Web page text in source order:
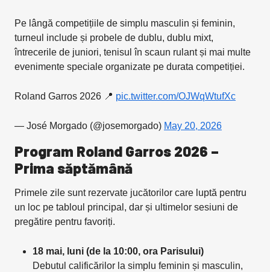
Pe lângă competițiile de simplu masculin și feminin,
turneul include și probele de dublu, dublu mixt,
întrecerile de juniori, tenisul în scaun rulant și mai multe
evenimente speciale organizate pe durata competiției.
Roland Garros 2026 📍 pic.twitter.com/OJWqWtufXc
— José Morgado (@josemorgado) May 20, 2026
Program Roland Garros 2026 –
Prima săptămână
Primele zile sunt rezervate jucătorilor care luptă pentru
un loc pe tabloul principal, dar și ultimelor sesiuni de
pregătire pentru favoriți.
18 mai, luni (de la 10:00, ora Parisului)
Debutul calificărilor la simplu feminin și masculin,